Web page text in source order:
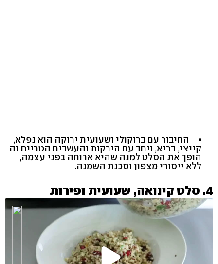
החיבור עם ברוקולי ושעועית ירוקה הוא נפלא,
קייצי, בריא, ויחד עם הירקות והעשבים הטריים זה
הופך את הסלט למנה שהיא ארוחה בפני עצמה,
ללא ייסורי מצפון וסכנת השמנה.
4. סלט קינואה, שעועית ופירות